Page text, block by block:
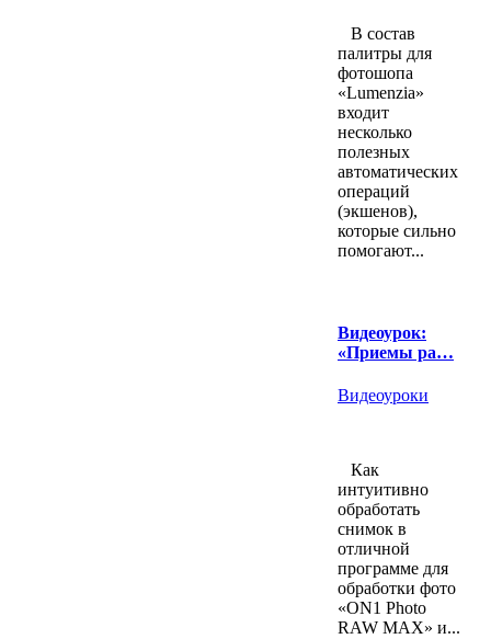
В состав
палитры для
фотошопа
«Lumenzia»
входит
несколько
полезных
автоматических
операций
(экшенов),
которые сильно
помогают...
Видеоурок:
«Приемы ра…
Видеоуроки
Как
интуитивно
обработать
снимок в
отличной
программе для
обработки фото
«ON1 Photo
RAW MAX» и...